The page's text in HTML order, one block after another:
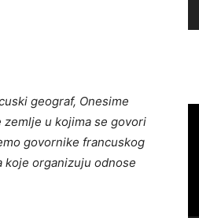
geograf, Onesime
u kojima se govori
govornike francuskog
koje organizuju odnose